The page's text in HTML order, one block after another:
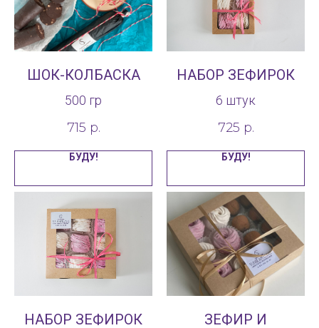
ШОК-КОЛБАСКА
500 гр
715 р.
БУДУ!
НАБОР ЗЕФИРОК
6 штук
725 р.
БУДУ!
НАБОР ЗЕФИРОК
ЗЕФИР И